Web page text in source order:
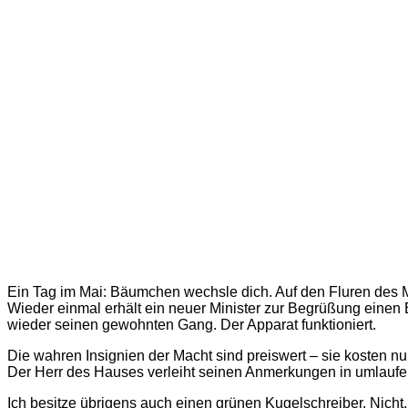
Ein Tag im Mai: Bäumchen wechsle dich. Auf den Fluren
Wieder einmal erhält ein neuer Minister zur Begrüßung
wieder seinen gewohnten Gang. Der Apparat funktioniert.
Die wahren Insignien der Macht sind preiswert – sie kosten
Der Herr des Hauses verleiht seinen Anmerkungen in
Ich besitze übrigens auch einen grünen Kugelschreiber.